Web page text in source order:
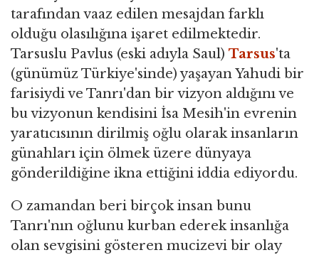
tarafından vaaz edilen mesajdan farklı
olduğu olasılığına işaret edilmektedir.
Tarsuslu Pavlus (eski adıyla Saul) Tarsus'ta
(günümüz Türkiye'sinde) yaşayan Yahudi bir
farisiydi ve Tanrı'dan bir vizyon aldığını ve
bu vizyonun kendisini İsa Mesih'in evrenin
yaratıcısının dirilmiş oğlu olarak insanların
günahları için ölmek üzere dünyaya
gönderildiğine ikna ettiğini iddia ediyordu.
O zamandan beri birçok insan bunu
Tanrı'nın oğlunu kurban ederek insanlığa
olan sevgisini gösteren mucizevi bir olay